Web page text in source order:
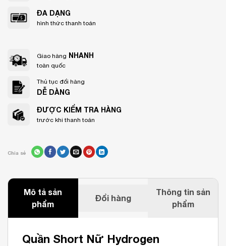
ĐA DẠNG
hình thức thanh toán
Giao hàng NHANH
toàn quốc
Thủ tục đổi hàng
DỄ DÀNG
ĐƯỢC KIỂM TRA HÀNG
trước khi thanh toán
Chia sẻ
Mô tả sản
phẩm
Đổi hàng
Thông tin sản
phẩm
Quần Short Nữ Hydrogen